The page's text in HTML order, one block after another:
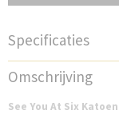
Specificaties
Productcode
SP33C232W
Omschrijving
See You At Six